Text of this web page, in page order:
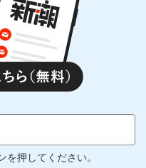
を押してください。